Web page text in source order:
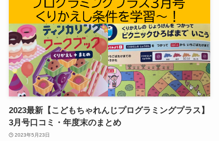
2023最新【こどもちゃれんじプログラミングプラス】
3月号口コミ・年度末のまとめ
2023年5月23日